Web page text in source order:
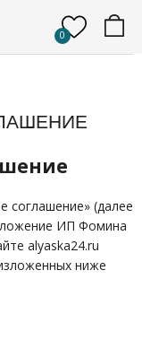
0
соглашение» (далее
ИП Фомина
alyaska24.ru
ниже